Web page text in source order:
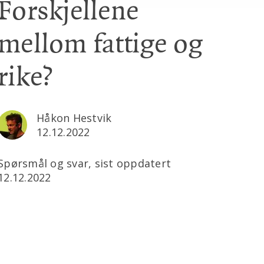
fattige og
Håkon Hestvik
12.12.2022
og svar, sist oppdatert